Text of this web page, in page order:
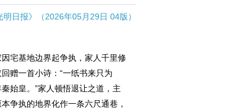
明日报》（2026年05月29日 04版）
宅基地边界起争执，家人千里修
赠一首小诗：“一纸书来只为
始皇。”家人顿悟退让之道，主
争执的地界化作一条六尺通巷，